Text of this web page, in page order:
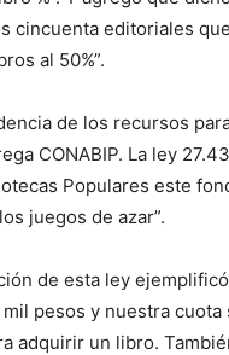
cincuenta editoriales
al 50%”.
de los recursos
CONABIP. La ley
Populares este
juegos de azar”.
de esta ley
pesos y nuestra cuota
adquirir un libro.